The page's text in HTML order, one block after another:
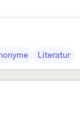
Literatur